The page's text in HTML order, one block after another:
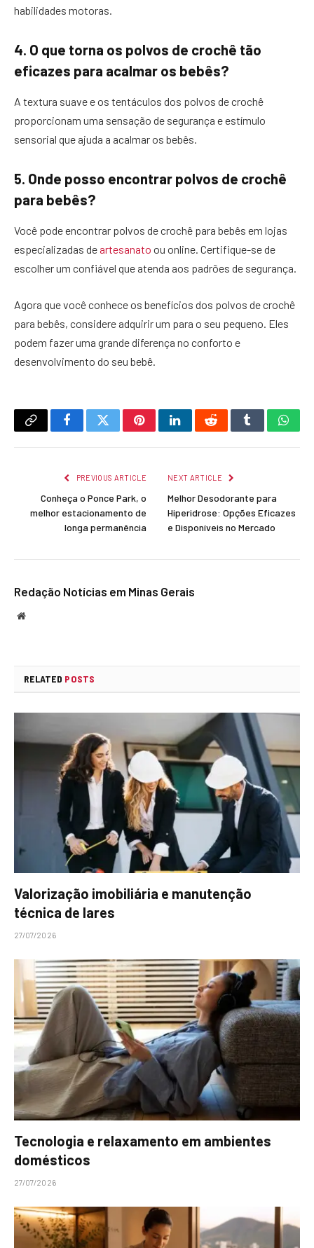
habilidades motoras.
4. O que torna os polvos de crochê tão
eficazes para acalmar os bebês?
A textura suave e os tentáculos dos polvos de crochê
proporcionam uma sensação de segurança e estímulo
sensorial que ajuda a acalmar os bebês.
5. Onde posso encontrar polvos de crochê
para bebês?
Você pode encontrar polvos de crochê para bebês em lojas
especializadas deartesanato ou online. Certifique-se de
escolher um confiável que atenda aos padrões de segurança.
Agora que você conhece os benefícios dos polvos de crochê
para bebês, considere adquirir um para o seu pequeno. Eles
podem fazer uma grande diferença no conforto e
desenvolvimento do seu bebê.
Copy
FacebookTwitterPinterestLinkedInRedditTumblr
PREVIOUS ARTICLE
Conheça o Ponce Park, o
melhor estacionamento de
longa permanência
NEXT ARTICLE
Melhor Desodorante para
Hiperidrose: Opções Eficazes
e Disponíveis no Mercado
Redação Notícias em Minas Gerais
Website
RELATED POSTS
Valorização imobiliária e manutenção
técnica de lares
27/07/2026
Tecnologia e relaxamento em ambientes
domésticos
27/07/2026